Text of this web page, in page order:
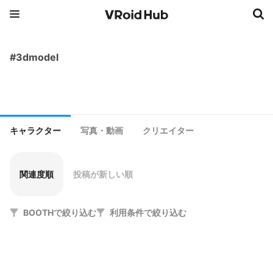
#3dmodel
キャラクター 写真・動画 クリエイター
関連度順 投稿が新しい順
BOOTHで絞り込む 利用条件で絞り込む